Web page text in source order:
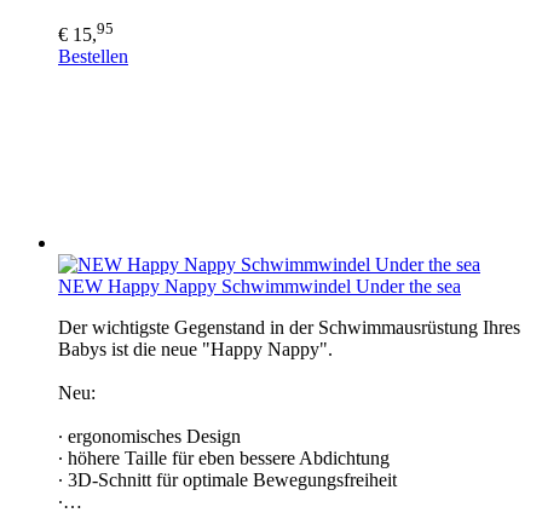
€ 15,95
Bestellen
NEW Happy Nappy Schwimmwindel Under the sea
Der wichtigste Gegenstand in der Schwimmausrüstung Ihres
Babys ist die neue "Happy Nappy".
Neu:
∙ ergonomisches Design
∙ höhere Taille für eben bessere Abdichtung
∙ 3D-Schnitt für optimale Bewegungsfreiheit
∙…